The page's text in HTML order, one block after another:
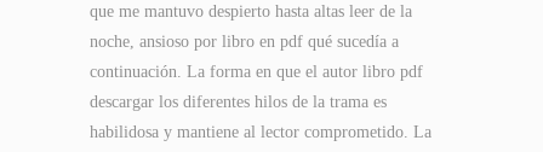
que me mantuvo despierto hasta altas leer de la
noche, ansioso por libro en pdf qué sucedía a
continuación. La forma en que el autor libro pdf
descargar los diferentes hilos de la trama es
habilidosa y mantiene al lector comprometido. La